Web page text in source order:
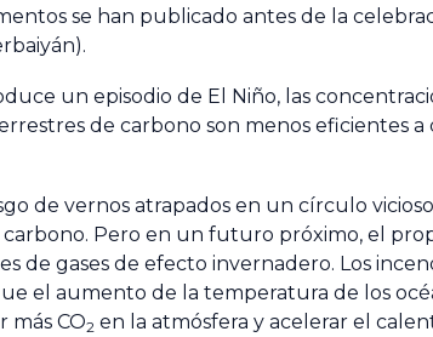
se han publicado antes de la
un episodio de El Niño, las
de carbono son menos eficientes
de vernos atrapados en un círculo
Pero en un futuro próximo, el
de gases de efecto invernadero. Los
el aumento de la temperatura de los
más CO2 en la atmósfera y acelerar el